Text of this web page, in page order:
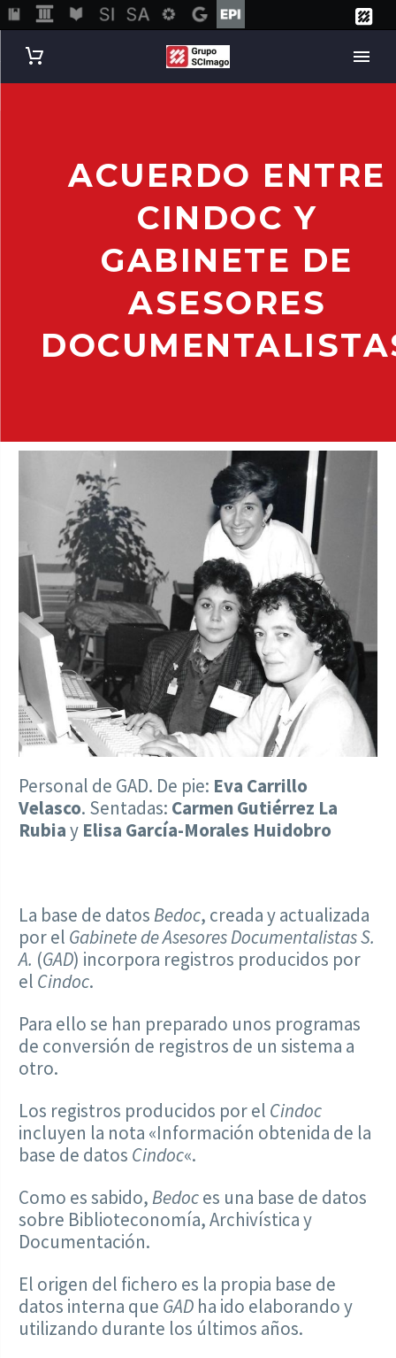
ACUERDO ENTRE
CINDOC Y
GABINETE DE
ASESORES
Personal de GAD. De pie: Eva Carrillo
Velasco. Sentadas: Carmen Gutiérrez La
Rubiay Elisa García-Morales Huidobro
La base de datosBedoc, creada y actualizada
por el Gabinete de Asesores Documentalistas S.
A. (GAD) incorpora registros producidos por
el Cindoc.
Para ello se han preparado unos programas
de conversión de registros de un sistema a
otro.
Los registros producidos por el Cindoc
incluyen la nota «Información obtenida de la
base de datos Cindoc«.
Como es sabido,Bedoces una base de datos
sobre Biblioteconomía, Archivística y
Documentación.
El origen del fichero es la propia base de
datos interna que GAD ha ido elaborando y
utilizando durante los últimos años.